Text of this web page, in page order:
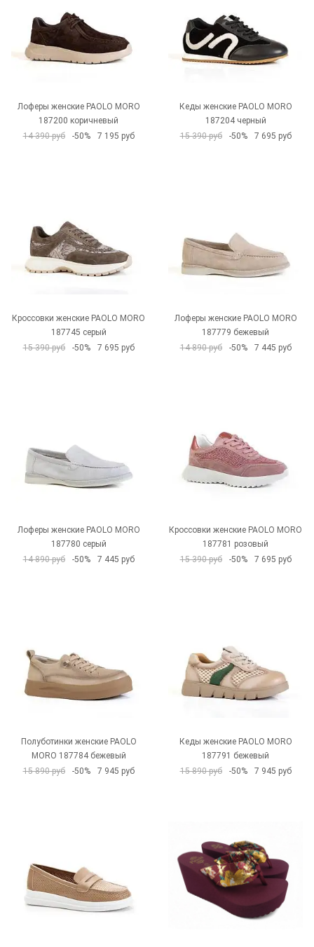
Лоферы женские PAOLO MORO
187200 коричневый
14 390 руб
-50% 7 195 руб
Кеды женские PAOLO MORO
187204 черный
15 390 руб
-50% 7 695 руб
Кроссовки женские PAOLO MORO
187745 серый
15 390 руб
-50% 7 695 руб
Лоферы женские PAOLO MORO
187779 бежевый
14 890 руб
-50% 7 445 руб
Лоферы женские PAOLO MORO
187780 серый
14 890 руб
-50% 7 445 руб
Кроссовки женские PAOLO MORO
187781 розовый
15 390 руб
-50% 7 695 руб
Полуботинки женские PAOLO
MORO 187784 бежевый
15 890 руб
-50% 7 945 руб
Кеды женские PAOLO MORO
187791 бежевый
15 890 руб
-50% 7 945 руб